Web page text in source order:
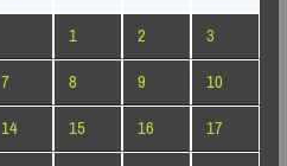
1
2
3
7 8 9
10
14 15 16
17